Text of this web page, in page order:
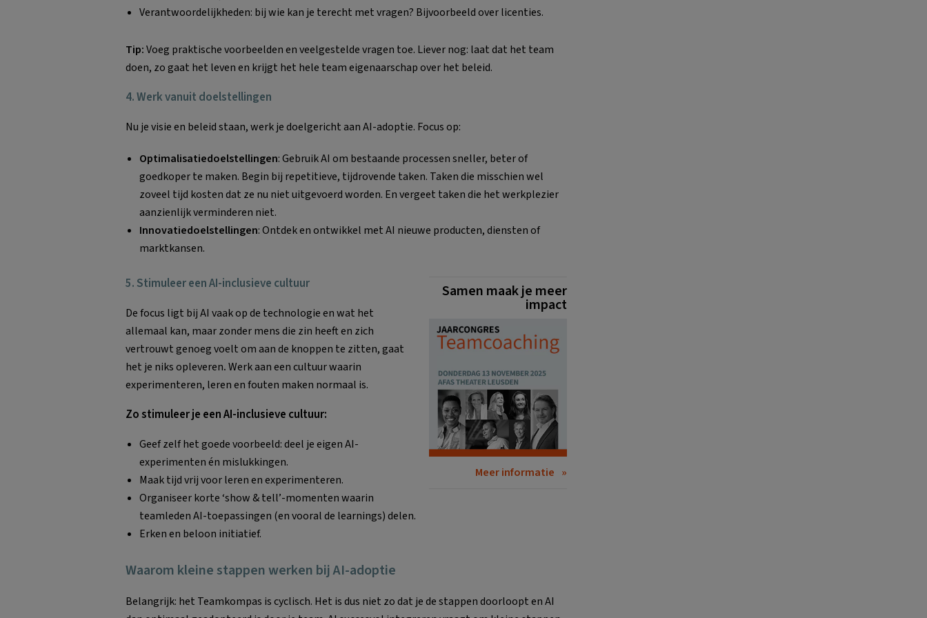
Verantwoordelijkheden: bij wie kan je terecht met vragen? Bijvoorbeeld over licenties.
Tip:Voeg praktische voorbeelden en veelgestelde vragen toe. Liever nog: laat dat het team
doen, zo gaat het leven en krijgt het hele team eigenaarschap over het beleid.
4. Werk vanuit doelstellingen
Nu je visie en beleid staan, werk je doelgericht aan AI-adoptie. Focus op:
Optimalisatiedoelstellingen: Gebruik AI om bestaande processen sneller, beter of
goedkoper te maken. Begin bij repetitieve, tijdrovende taken. Taken die misschien wel
zoveel tijd kosten dat ze nu niet uitgevoerd worden. En vergeet taken die het werkplezier
aanzienlijk verminderen niet.
Innovatiedoelstellingen: Ontdek en ontwikkel met AI nieuwe producten, diensten of
marktkansen.
Samen maak je meer
impact
Meer informatie
5. Stimuleer een AI-inclusieve cultuur
De focus ligt bij AI vaak op de technologie en wat het
allemaal kan, maar zonder mens die zin heeft en zich
vertrouwt genoeg voelt om aan de knoppen te zitten, gaat
het je niks opleveren.Werk aan een cultuur waarin
experimenteren, leren en fouten maken normaal is.
Zo stimuleer je een AI-inclusieve cultuur:
Geef zelf het goede voorbeeld: deel je eigen AI-
experimenten én mislukkingen.
Maak tijd vrij voor leren en experimenteren.
Organiseer korte ‘show & tell’-momenten waarin
teamleden AI-toepassingen (en vooral de learnings) delen.
Erken en beloon initiatief.
Waarom kleine stappen werken bij AI-adoptie
Belangrijk: het Teamkompas is cyclisch. Het is dus niet zo dat je de stappen doorloopt en AI